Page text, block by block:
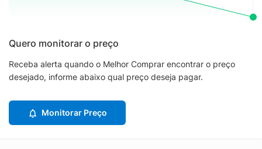
Quero monitorar o preço
Receba alerta quando o Melhor Comprar encontrar o preço
desejado, informe abaixo qual preço deseja pagar.
Monitorar Preço